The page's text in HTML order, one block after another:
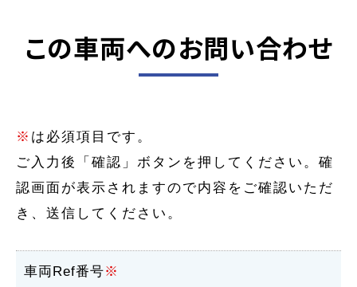
この車両へのお問い合わせ
※ は必須項目です。
ご入力後「確認」ボタンを押してください。確
認画面が表示されますので内容をご確認いただ
き、送信してください。
車両Ref番号※